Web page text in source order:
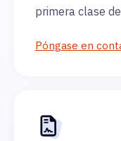
primera clase
Póngase en